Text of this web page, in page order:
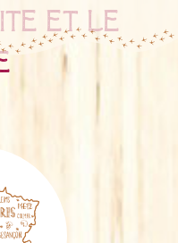
et le